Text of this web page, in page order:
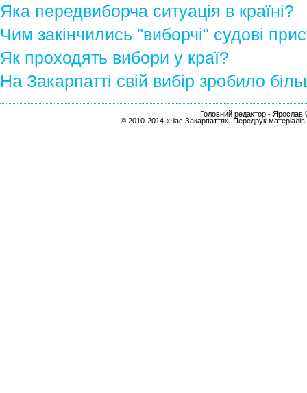
Яка передвиборча ситуація в країні?
Чим закінчились "виборчі" судові
Як проходять вибори у краї?
На Закарпатті свій вибір зробило
Головний редактор - Ярослав
© 2010-2014 «Час Закарпаття». Передрук